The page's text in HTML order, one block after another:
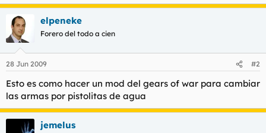
elpeneke
Forero del todo a cien
28 Jun 2009 #2
Esto es como hacer un mod del gears of war para cambiar
las armas por pistolitas de agua
jemelus